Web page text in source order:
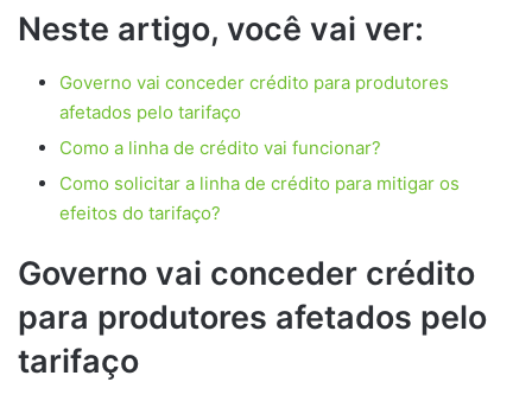
Neste artigo, você vai ver:
Governo vai conceder crédito para produtores
afetados pelo tarifaço
Como a linha de crédito vai funcionar?
Como solicitar a linha de crédito para mitigar os
efeitos do tarifaço?
Governo vai conceder crédito
para produtores afetados pelo
tarifaço